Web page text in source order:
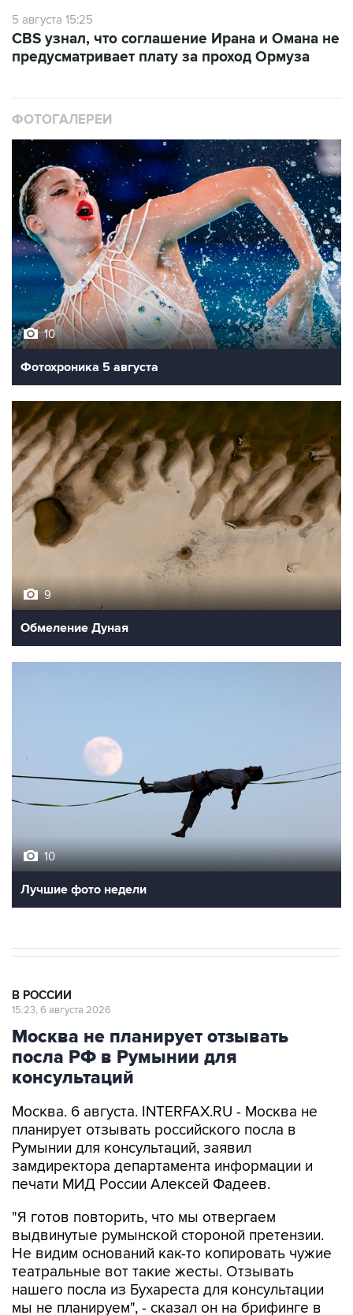
5 августа 15:25
CBS узнал, что соглашение Ирана и Омана не
предусматривает плату за проход Ормуза
ФОТОГАЛЕРЕИ
10
Фотохроника 5 августа
9
Обмеление Дуная
10
Лучшие фото недели
В РОССИИ
15:23, 6 августа 2026
Москва не планирует отзывать
посла РФ в Румынии для
консультаций
Москва. 6 августа. INTERFAX.RU - Москва не
планирует отзывать российского посла в
Румынии для консультаций, заявил
замдиректора департамента информации и
печати МИД России Алексей Фадеев.
"Я готов повторить, что мы отвергаем
выдвинутые румынской стороной претензии.
Не видим оснований как-то копировать чужие
театральные вот такие жесты. Отзывать
нашего посла из Бухареста для консультации
мы не планируем", - сказал он на брифинге в